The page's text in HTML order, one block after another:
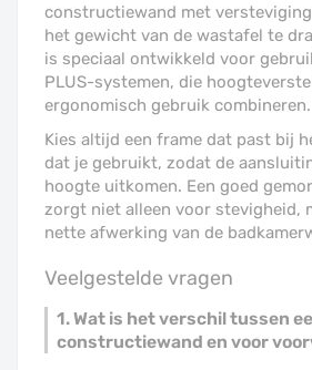
constructiewand met
het gewicht van de wastafel te
is speciaal ontwikkeld voor
PLUS-systemen, die
ergonomisch gebruik combineren.
Kies altijd een frame dat past bij
dat je gebruikt, zodat de
hoogte uitkomen. Een goed
zorgt niet alleen voor stevigheid,
nette afwerking van de
Veelgestelde vragen
1. Wat is het verschil tussen
constructiewand en voor